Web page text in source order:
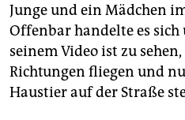
Junge und ein Mädchen
Offenbar handelte es sich
seinem Video ist zu
Richtungen fliegen und
Haustier auf der Straße